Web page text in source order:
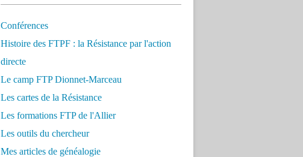
Conférences
Histoire des FTPF : la Résistance par l'action
directe
Le camp FTP Dionnet-Marceau
Les cartes de la Résistance
Les formations FTP de l'Allier
Les outils du chercheur
Mes articles de généalogie